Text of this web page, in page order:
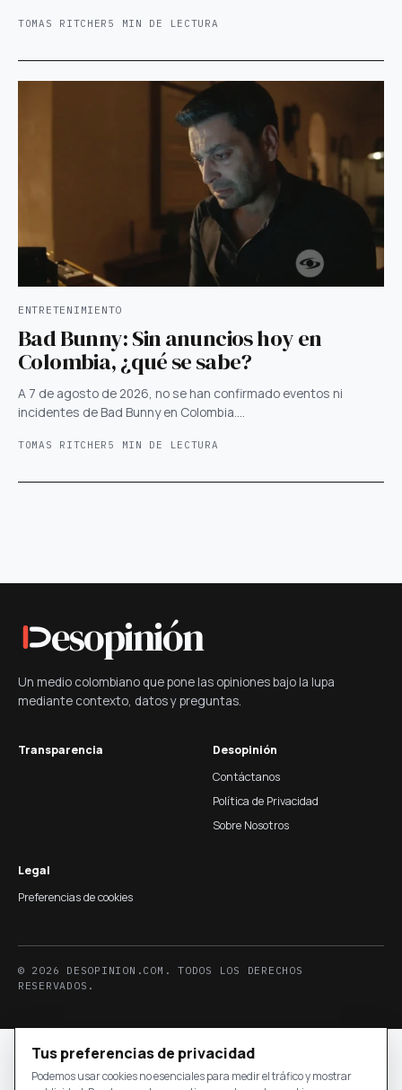
TOMAS RITCHER 5 MIN DE LECTURA
ENTRETENIMIENTO
Bad Bunny: Sin anuncios hoy en
Colombia, ¿qué se sabe?
A 7 de agosto de 2026, no se han confirmado eventos ni
incidentes de Bad Bunny en Colombia.…
TOMAS RITCHER 5 MIN DE LECTURA
esopinión
Un medio colombiano que pone las opiniones bajo la lupa
mediante contexto, datos y preguntas.
Transparencia
Desopinión
Contáctanos
Política de Privacidad
Sobre Nosotros
Legal
Preferencias de cookies
© 2026 DESOPINION.COM. TODOS LOS DERECHOS
RESERVADOS.
Tus preferencias de privacidad
Podemos usar cookies no esenciales para medir el tráfico y mostrar